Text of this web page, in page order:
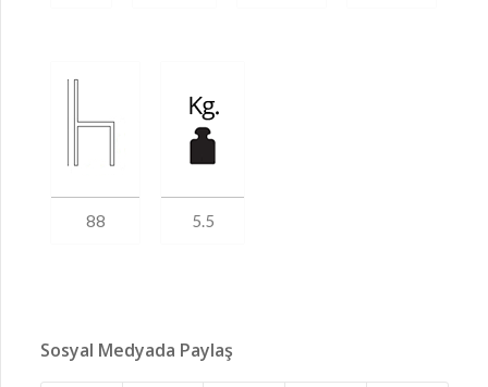
88 5.5
Sosyal Medyada Paylaş